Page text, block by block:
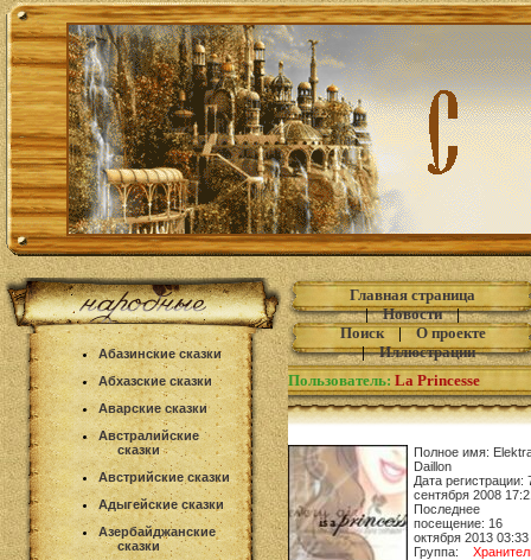
Абазинские сказки
Абхазские сказки
Аварские сказки
Австралийские
сказки
Австрийские сказки
Адыгейские сказки
Азербайджанские
сказки
Главная страница
|Новости|
Поиск|О проекте
|Иллюстрации
Пользователь: La Princesse
Полное имя:
Daillon
Дата регистрации:
сентября 2008
Последнее
посещение: 16
октября 2013 03:33
Группа: